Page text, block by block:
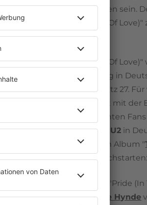
"oberflächlich" geraten sein.
"Pride (In The Name Of
Klassiker vonU2.
"Pride (In The Name Of Love)"
mit Chart-Platzierung in
die Single nur auf Platz 27.
Hit der erste Kontakt mit der
eher nur eingefleischten
Kommerziell konnte U2 in
Or Without You" vom Album "
Jahr1987richtig durchstarten:
Im Hintergrund von "Pride
Stimme vonChrissie Hynde